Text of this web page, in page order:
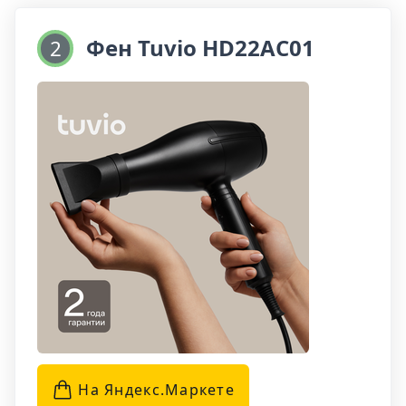
усиленная ионизация обеспечивает здоровье
ваших волос, защищая их от повреждений.
режимы работы: 2 скоростных и 3
температурных. Благодаря этим функциям вы
сможете быстро и комфортно создать
желаемый стиль прически, не вредя при этом
вашим волосам. Tuvio HD20FI01 - надежный
помощник для укладки волос в любое время и
в любом месте!
2 Фен Tuvio HD22AC01
На Яндекс.Маркетe